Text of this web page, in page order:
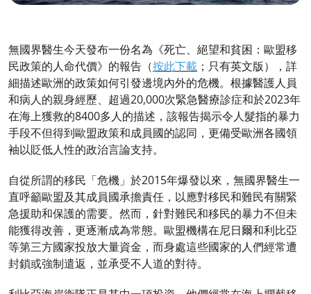
無國界醫生今天發布一份名為《死亡、絕望和貧困：歐盟移
民政策的人命代價》的報告（按此下載 ；只有英文版），詳
細描述歐洲的政策如何引發邊境內外的危機。根據醫護人員
和病人的親身經歷、超過20,000次緊急醫療診症和於2023年
在海上獲救的8400多人的描述，該報告揭示令人髮指的暴力
手段不但得到歐盟政策和成員國的認同，更備受歐洲各國領
袖以貶低人性的政治言論支持。
自從所謂的移民「危機」於2015年爆發以來，無國界醫生一
直呼籲歐盟及其成員國承擔責任，以應對移民和難民有關緊
急援助和保護的需要。然而，針對難民和移民的暴力不但未
能獲得改善，更逐漸成為常態。歐盟機構在尼日爾和利比亞
等第三方國家投放大量資金，而身處這些國家的人們經常遭
封鎖或強制遣返，並承受不人道的對待。